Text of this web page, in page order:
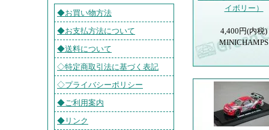
◆お買い物方法
◆お支払方法について
◆送料について
◇特定商取引法に基づく表記
◇プライバシーポリシー
◆ご利用案内
◆リンク
イボリー）
4,400円(内税)
MINICHAMPS